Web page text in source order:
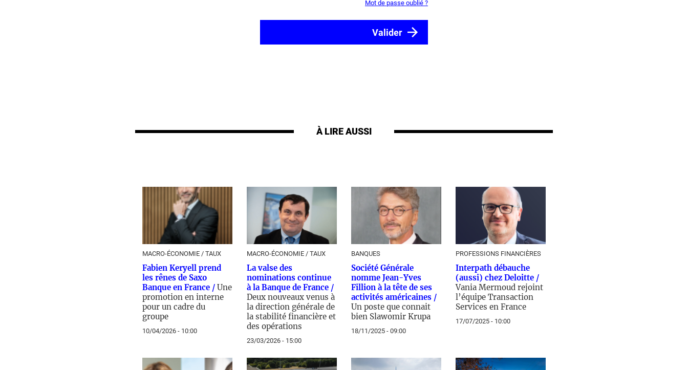
Mot de passe oublié ?
À LIRE AUSSI
MACRO-ÉCONOMIE / TAUX
Fabien Keryell prend
les rênes de Saxo
Banque en France / Une
promotion en interne
pour un cadre du
groupe
10/04/2026 - 10:00
MACRO-ÉCONOMIE / TAUX
La valse des
nominations continue
à la Banque de France /
Deux nouveaux venus à
la direction générale de
la stabilité financière et
des opérations
23/03/2026 - 15:00
BANQUES
Société Générale
nomme Jean-Yves
Fillion à la tête de ses
activités américaines /
Un poste que connait
bien Slawomir Krupa
18/11/2025 - 09:00
PROFESSIONS FINANCIÈRES
Interpath débauche
(aussi) chez Deloitte /
Vania Mermoud rejoint
l’équipe Transaction
Services en France
17/07/2025 - 10:00